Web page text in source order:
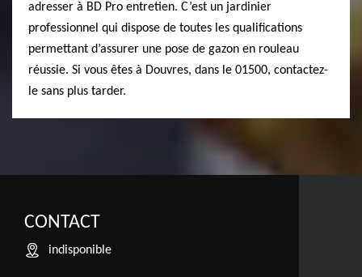
adresser à BD Pro entretien. C’est un jardinier
professionnel qui dispose de toutes les qualifications
permettant d’assurer une pose de gazon en rouleau
réussie. Si vous êtes à Douvres, dans le 01500, contactez-
le sans plus tarder.
CONTACT
indisponible